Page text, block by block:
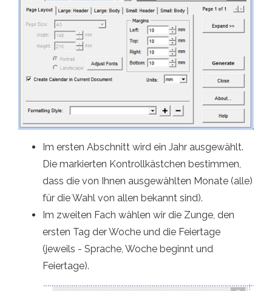
Im ersten Abschnitt wird ein Jahr ausgewählt.
Die markierten Kontrollkästchen bestimmen,
dass die von Ihnen ausgewählten Monate (alle)
für die Wahl von allen bekannt sind).
Im zweiten Fach wählen wir die Zunge, den
ersten Tag der Woche und die Feiertage
(jeweils - Sprache, Woche beginnt und
Feiertage).